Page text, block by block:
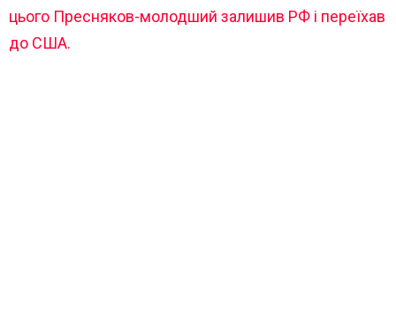
цього Пресняков-молодший залишив РФ і переїхав
до США.